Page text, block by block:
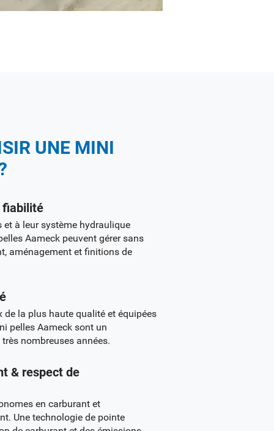
UNE MINI
fiabilité
à leur système hydraulique
Aameck peuvent gérer sans
aménagement et finitions de
la plus haute qualité et équipées
pelles Aameck sont un
nombreuses années.
& respect de
en carburant et
Une technologie de pointe